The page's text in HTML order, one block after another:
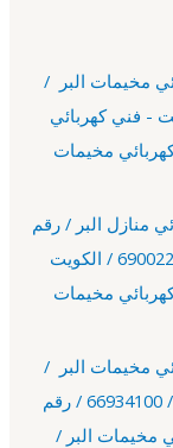
/ رقم كهربائي مخيمات البر /
- فني كهربائي
/ 66629504 / رقم كهربائي مخيمات
/ فني كهربائي منازل البر / رقم
/ 66629504 / رقم كهربائي مخيمات
/ رقم كهربائي مخيمات البر /
فني كهربائي منازل البر كهربائي مخيمات البر / 66934100 / رقم
مخيمات البر /